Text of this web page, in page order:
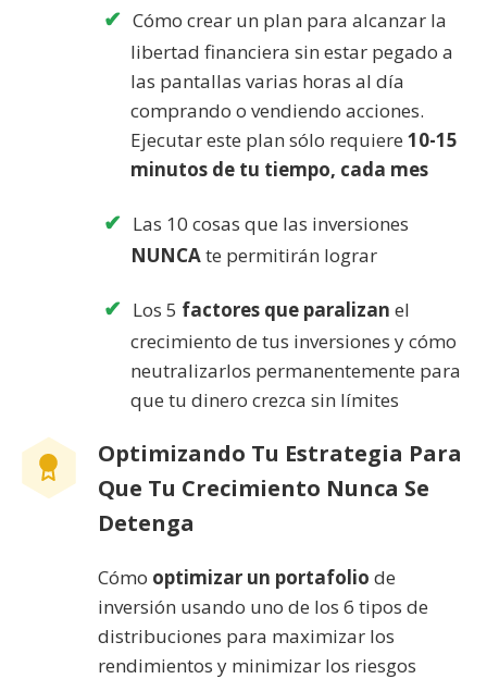
Cómo crear un plan para alcanzar la
libertad financiera sin estar pegado a
las pantallas varias horas al día
comprando o vendiendo acciones.
Ejecutar este plan sólo requiere 10-15
minutos de tu tiempo, cada mes
Las 10 cosas que las inversiones
NUNCAte permitirán lograr
Los 5 factores que paralizan el
crecimiento de tus inversiones y cómo
neutralizarlos permanentemente para
que tu dinero crezca sin límites
Optimizando Tu Estrategia Para
Que Tu Crecimiento Nunca Se
Detenga
Cómo optimizar un portafolio de
inversión usando uno de los 6 tipos de
distribuciones para maximizar los
rendimientos y minimizar los riesgos